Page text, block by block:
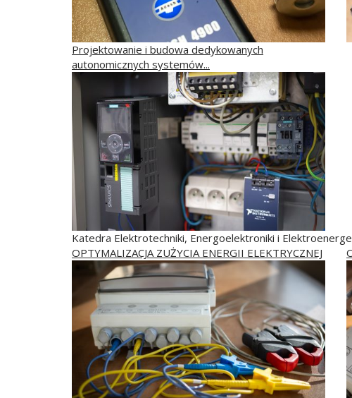
Projektowanie i budowa dedykowanych
autonomicznych systemów...
Katedra Elektrotechniki, Energoelektroniki i
OPTYMALIZACJA ZUŻYCIA ENERGII ELEKTRYCZNEJ